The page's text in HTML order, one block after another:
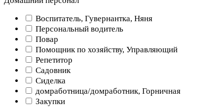
Воспитатель, Гувернантка, Няня
Персональный водитель
Повар
Помощник по хозяйству, Управляющий
Репетитор
Садовник
Сиделка
домработница/домработник, Горничная
Закупки